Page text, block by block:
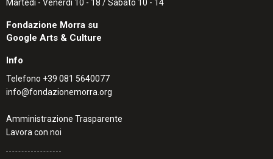
Martedì - Venerdì 10 - 18 / Sabato 10 - 14
Fondazione Morra su
Google Arts & Culture
Info
Telefono +39 081 5640077
info@fondazionemorra.org
Amministrazione Trasparente
Lavora con noi